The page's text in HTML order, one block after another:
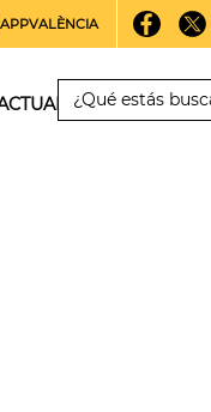
APPVALÈNCIA